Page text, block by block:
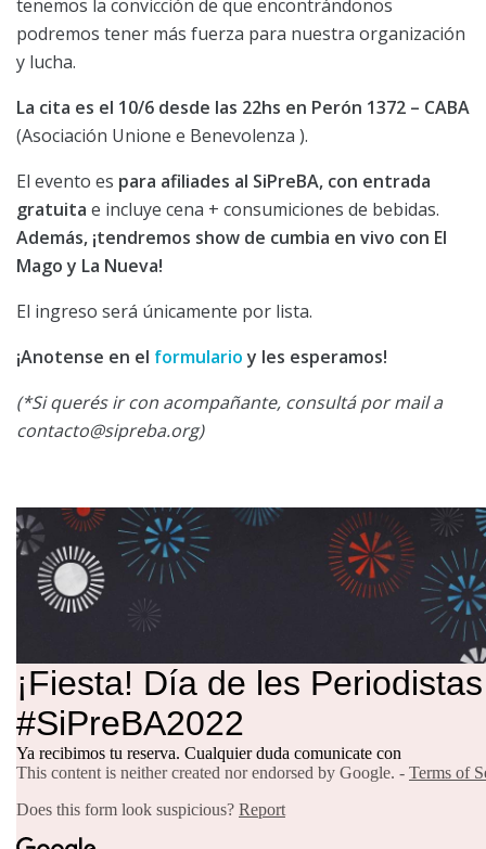
tenemos la convicción de que encontrándonos
podremos tener más fuerza para nuestra organización
y lucha.
La cita es el 10/6 desde las 22hs en Perón 1372 – CABA
(Asociación Unione e Benevolenza ).
El evento es para afiliades al SiPreBA, con entrada
gratuita e incluye cena + consumiciones de bebidas.
Además, ¡tendremos show de cumbia en vivo con El
Mago y La Nueva!
El ingreso será únicamente por lista.
¡Anotense en el formularioy les esperamos!
(*Si querés ir con acompañante, consultá por mail a
contacto@sipreba.org)